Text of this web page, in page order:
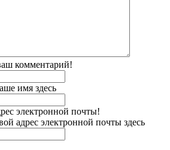
комментарий!
имя здесь
электронной почты!
адрес электронной почты здесь